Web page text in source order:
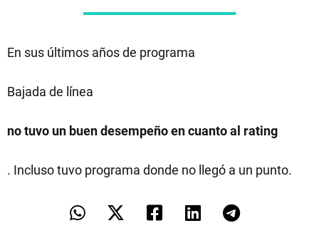
En sus últimos años de programa
Bajada de línea
no tuvo un buen desempeño en cuanto al rating
. Incluso tuvo programa donde no llegó a un punto.